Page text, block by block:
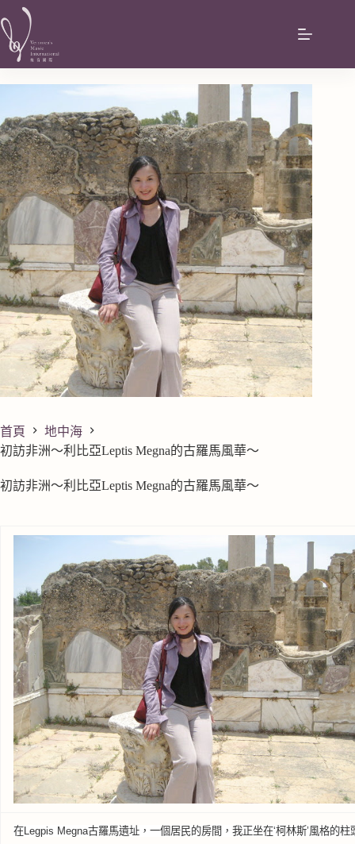
首頁
地中海
初訪非洲～利比亞Leptis Megna的古羅馬風華～
初訪非洲～利比亞Leptis Megna的古羅馬風華～
在Legpis Megna古羅馬遺址，一個居民的房間，我正坐在‘柯林斯’風格的柱